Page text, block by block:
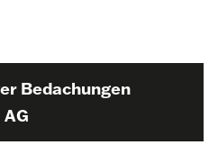
Bedachungen
AG